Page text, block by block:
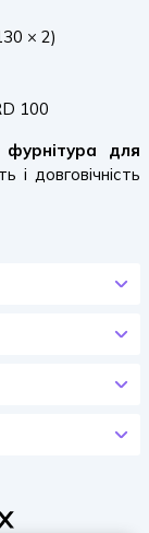
× 2)
100
для
і довговічність